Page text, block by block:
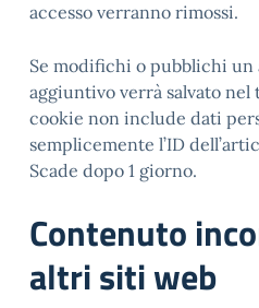
accesso verranno rimossi.
Se modifichi o pubblichi
aggiuntivo verrà salvato nel
cookie non include dati
semplicemente l’ID
Scade dopo 1 giorno.
Contenuto
altri siti web